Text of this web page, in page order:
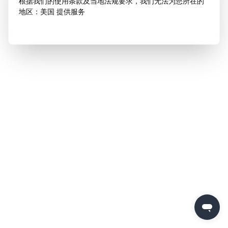
地区：美国 提供服务